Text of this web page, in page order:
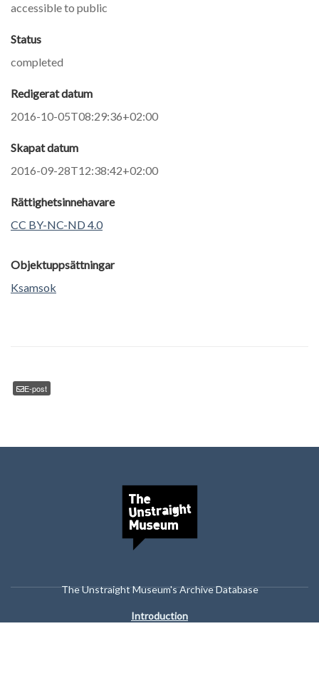
accessible to public
Status
completed
Redigerat datum
2016-10-05T08:29:36+02:00
Skapat datum
2016-09-28T12:38:42+02:00
Rättighetsinnehavare
CC BY-NC-ND 4.0
Objektuppsättningar
Ksamsok
E-post
The Unstraight Museum's Archive Database
Introduction